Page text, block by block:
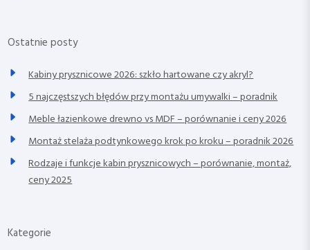
Ostatnie posty
Kabiny prysznicowe 2026: szkło hartowane czy akryl?
5 najczęstszych błędów przy montażu umywalki – poradnik
Meble łazienkowe drewno vs MDF – porównanie i ceny 2026
Montaż stelaża podtynkowego krok po kroku – poradnik 2026
Rodzaje i funkcje kabin prysznicowych – porównanie, montaż,
ceny 2025
Kategorie